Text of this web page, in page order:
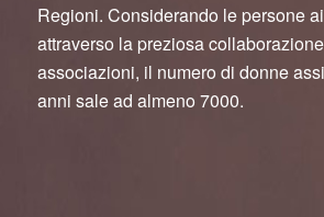
Regioni. Considerando le persone
attraverso la preziosa
associazioni, il numero di donne
anni sale ad almeno 7000.